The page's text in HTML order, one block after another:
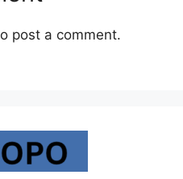
post a comment.